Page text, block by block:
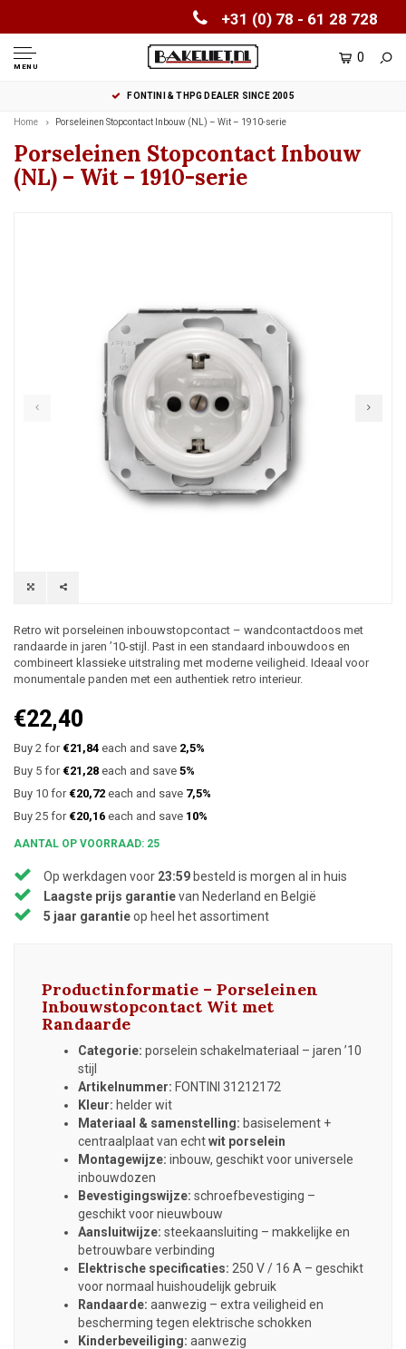
+31 (0) 78 - 61 28 728
MENU
0
FONTINI & THPG DEALER SINCE 2005
Home Porseleinen Stopcontact Inbouw (NL) – Wit – 1910-serie
Porseleinen Stopcontact Inbouw
(NL) – Wit – 1910-serie
Retro wit porseleinen inbouwstopcontact – wandcontactdoos met
randaarde in jaren ’10-stijl. Past in een standaard inbouwdoos en
combineert klassieke uitstraling met moderne veiligheid. Ideaal voor
monumentale panden met een authentiek retro interieur.
€22,40
Buy 2 for €21,84 each and save 2,5%
Buy 5 for €21,28 each and save 5%
Buy 10 for €20,72 each and save 7,5%
Buy 25 for €20,16 each and save 10%
AANTAL OP VOORRAAD: 25
Op werkdagen voor 23:59 besteld is morgen al in huis
Laagste prijs garantievan Nederland en België
5 jaar garantieop heel het assortiment
Productinformatie – Porseleinen
Inbouwstopcontact Wit met
Randaarde
Categorie: porselein schakelmateriaal – jaren ’10
stijl
Artikelnummer: FONTINI 31212172
Kleur: helder wit
Materiaal & samenstelling: basiselement +
centraalplaat van echtwit porselein
Montagewijze: inbouw, geschikt voor universele
inbouwdozen
Bevestigingswijze: schroefbevestiging –
geschikt voor nieuwbouw
Aansluitwijze: steekaansluiting – makkelijke en
betrouwbare verbinding
Elektrische specificaties: 250 V / 16 A – geschikt
voor normaal huishoudelijk gebruik
Randaarde: aanwezig – extra veiligheid en
bescherming tegen elektrische schokken
Kinderbeveiliging: aanwezig